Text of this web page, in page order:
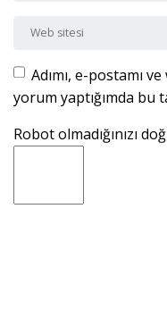
Web sitesi
Adımı, e-postamı
yorum yaptığımda bu
Robot olmadığınızı